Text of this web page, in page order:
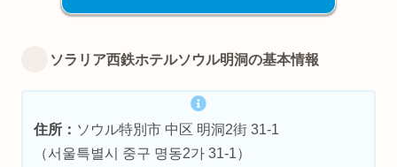
ソラリア西鉄ホテルソウル明洞の基本情報
住所： ソウル特別市 中区 明洞2街 31-1
（서울특별시 중구 명동2가 31-1）